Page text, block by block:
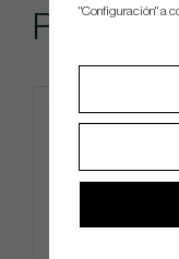
Popular
"Configuración" a